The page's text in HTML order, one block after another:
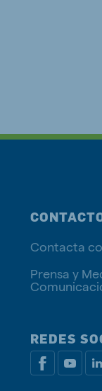
Contacta
Prensa y
REDES